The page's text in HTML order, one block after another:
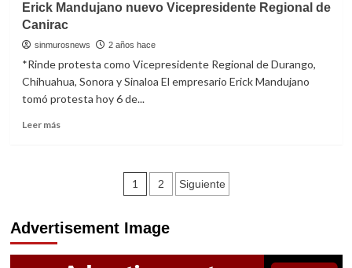
callejoneada
se
realizará
´s
take
El
Erick Mandujano nuevo Vicepresidente Regional de
Canirac
sinmurosnews 2 años hace
*Rinde protesta como Vicepresidente Regional de Durango,
Chihuahua, Sonora y Sinaloa El empresario Erick Mandujano
tomó protesta hoy 6 de...
Leer másRead
Regional
Canirac
Navegación
entradas
1 2 Siguiente
Advertisement Image